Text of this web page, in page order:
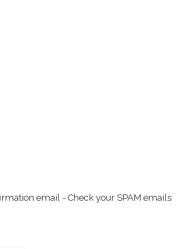
email - Check your SPAM emails